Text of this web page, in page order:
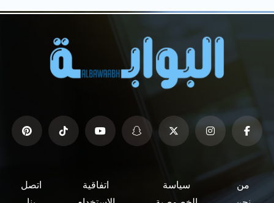
من
سياسة
اتفاقية
اتصل